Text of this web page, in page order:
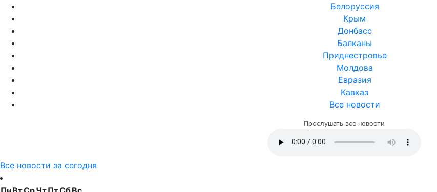
Белоруссия
Крым
Донбасс
Балканы
Приднестровье
Молдова
Евразия
Кавказ
Все новости
Прослушать все новости
Все новости за сегодня